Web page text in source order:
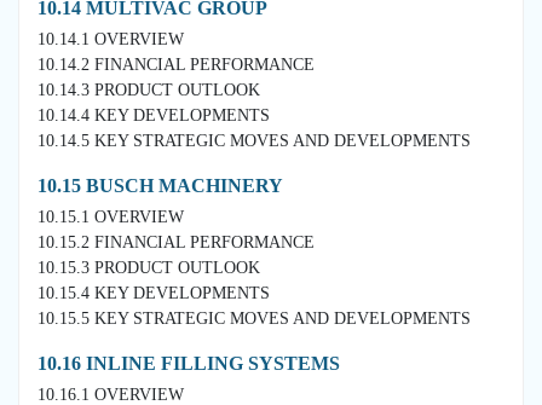
10.14 MULTIVAC GROUP
10.14.1 OVERVIEW
10.14.2 FINANCIAL PERFORMANCE
10.14.3 PRODUCT OUTLOOK
10.14.4 KEY DEVELOPMENTS
10.14.5 KEY STRATEGIC MOVES AND DEVELOPMENTS
10.15 BUSCH MACHINERY
10.15.1 OVERVIEW
10.15.2 FINANCIAL PERFORMANCE
10.15.3 PRODUCT OUTLOOK
10.15.4 KEY DEVELOPMENTS
10.15.5 KEY STRATEGIC MOVES AND DEVELOPMENTS
10.16 INLINE FILLING SYSTEMS
10.16.1 OVERVIEW